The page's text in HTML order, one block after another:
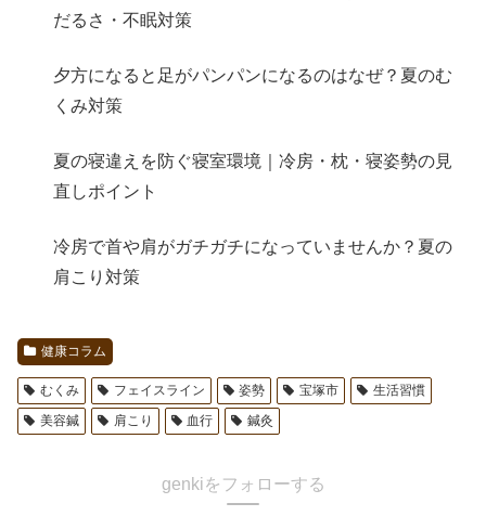
だるさ・不眠対策
夕方になると足がパンパンになるのはなぜ？夏のむ
くみ対策
夏の寝違えを防ぐ寝室環境｜冷房・枕・寝姿勢の見
直しポイント
冷房で首や肩がガチガチになっていませんか？夏の
肩こり対策
健康コラム
むくみ フェイスライン 姿勢 宝塚市
生活習慣
美容鍼
肩こり 血行 鍼灸
genkiをフォローする